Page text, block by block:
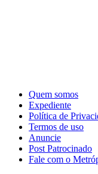
Quem somos
Expediente
Política de
Termos de uso
Anuncie
Post Patrocinado
Fale com o